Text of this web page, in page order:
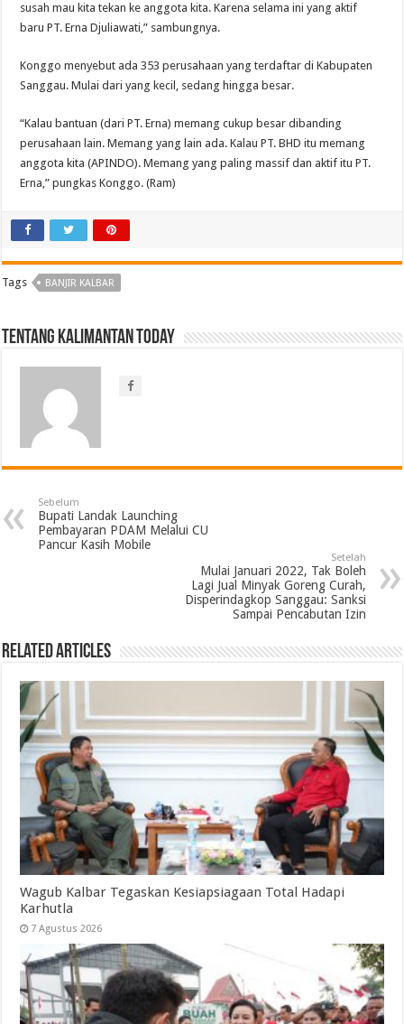
susah mau kita tekan ke anggota kita. Karena selama ini yang aktif
baru PT. Erna Djuliawati,” sambungnya.
Konggo menyebut ada 353 perusahaan yang terdaftar di Kabupaten
Sanggau. Mulai dari yang kecil, sedang hingga besar.
“Kalau bantuan (dari PT. Erna) memang cukup besar dibanding
perusahaan lain. Memang yang lain ada. Kalau PT. BHD itu memang
anggota kita (APINDO). Memang yang paling massif dan aktif itu PT.
Erna,” pungkas Konggo. (Ram)
Tags BANJIR KALBAR
Tentang Kalimantan Today
Sebelum
Bupati Landak Launching
Pembayaran PDAM Melalui CU
Pancur Kasih Mobile
Setelah
Mulai Januari 2022, Tak Boleh
Lagi Jual Minyak Goreng Curah,
Disperindagkop Sanggau: Sanksi
Sampai Pencabutan Izin
Related Articles
Wagub Kalbar Tegaskan Kesiapsiagaan Total Hadapi
Karhutla
7 Agustus 2026